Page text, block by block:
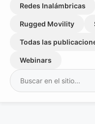
Redes Inalámbricas
Rugged Movility
Todas las
Webinars
Buscar: